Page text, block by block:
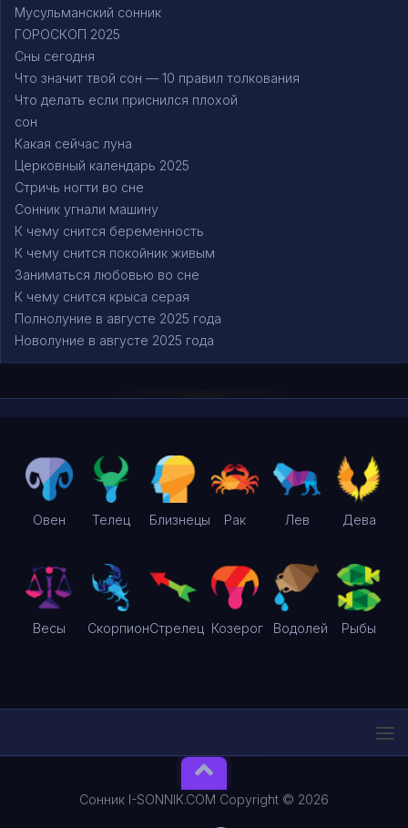
Мусульманский сонник
ГОРОСКОП 2025
Сны сегодня
Что значит твой сон — 10 правил толкования
Что делать если приснился плохой
сон
Какая сейчас луна
Церковный календарь 2025
Стричь ногти во сне
Сонник угнали машину
К чему снится беременность
К чему снится покойник живым
Заниматься любовью во сне
К чему снится крыса серая
Полнолуние в августе 2025 года
Новолуние в августе 2025 года
Овен Телец Близнецы Рак Лев Дева
Весы СкорпионСтрелец Козерог Водолей Рыбы
Сонник I-SONNIK.COM Copyright © 2026